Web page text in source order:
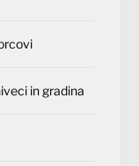
in gradina